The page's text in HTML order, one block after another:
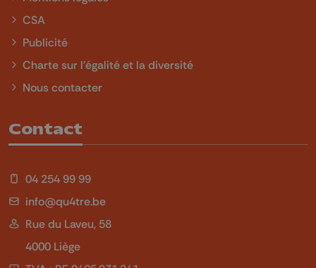
CSA
Publicité
Charte sur l'égalité et la diversité
Nous contacter
Contact
04 254 99 99
info@qu4tre.be
Rue du Laveu, 58
4000 Liège